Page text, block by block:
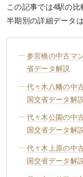
この記事では4駅の
半期別の詳細データ
参宮橋の中古マ
省データ解説
代々木八幡の中
国交省データ解説
代々木公園の中
国交省データ解
代々木上原の中
国交省データ解